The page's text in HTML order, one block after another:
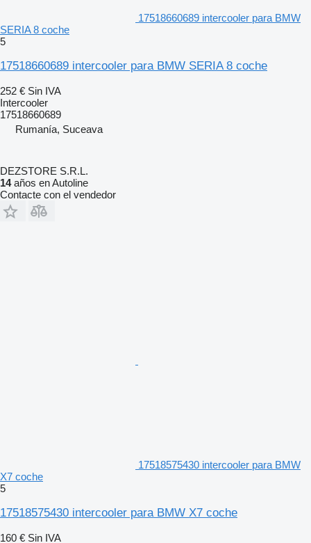
17518660689 intercooler para BMW
SERIA 8 coche
5
17518660689 intercooler para BMW SERIA 8 coche
252 € Sin IVA
Intercooler
17518660689
Rumanía, Suceava
DEZSTORE S.R.L.
14años en Autoline
Contacte con el vendedor
17518575430 intercooler para BMW
X7 coche
5
17518575430 intercooler para BMW X7 coche
160 € Sin IVA